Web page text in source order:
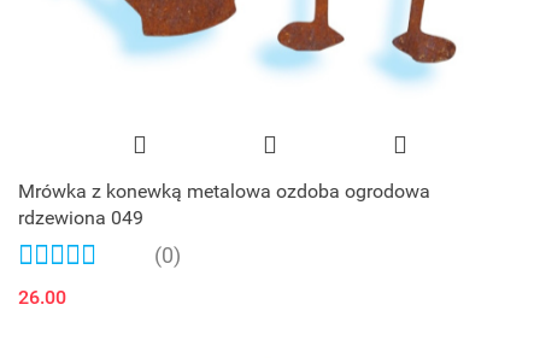
Mrówka z konewką metalowa ozdoba ogrodowa
rdzewiona 049
(0)
26.00